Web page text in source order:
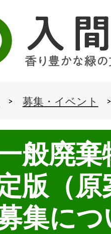
募集・イベント
般廃
版（
集に